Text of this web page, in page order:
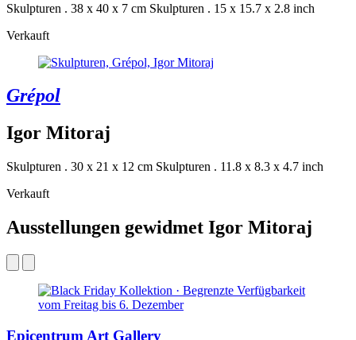
Skulpturen . 38 x 40 x 7 cm Skulpturen . 15 x 15.7 x 2.8 inch
Verkauft
Grépol
Igor Mitoraj
Skulpturen . 30 x 21 x 12 cm Skulpturen . 11.8 x 8.3 x 4.7 inch
Verkauft
Ausstellungen gewidmet Igor Mitoraj
Epicentrum Art Gallery